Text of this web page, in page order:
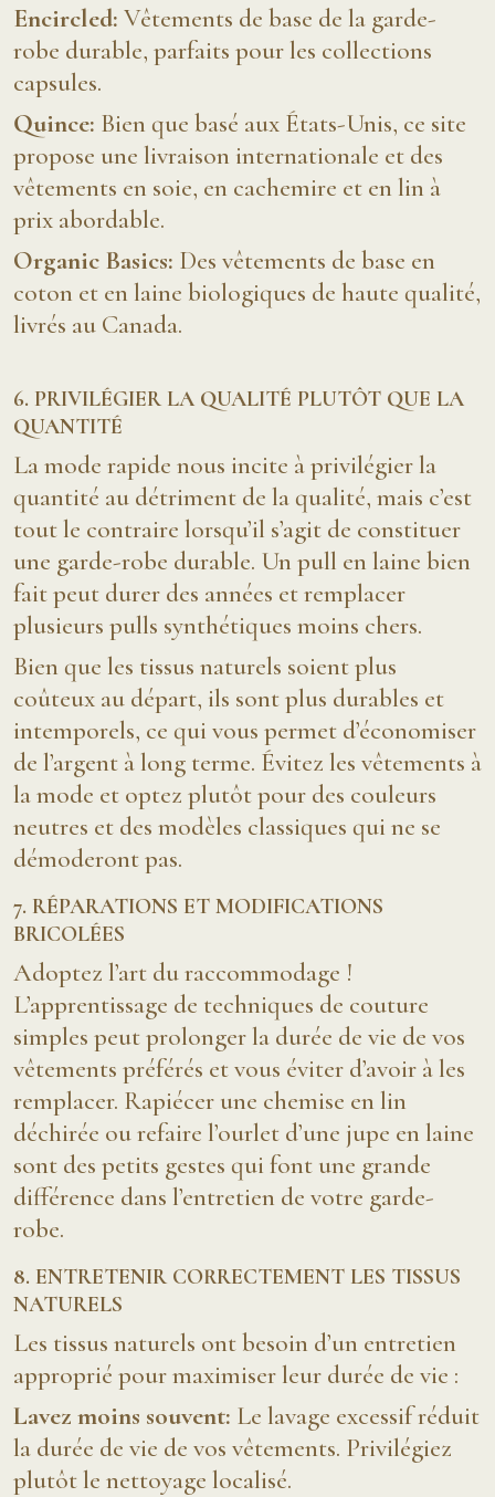
Encircled: Vêtements de base de la garde-
robe durable, parfaits pour les collections
capsules.
Quince: Bien que basé aux États-Unis, ce site
propose une livraison internationale et des
vêtements en soie, en cachemire et en lin à
prix abordable.
Organic Basics: Des vêtements de base en
coton et en laine biologiques de haute qualité,
livrés au Canada.
6. PRIVILÉGIER LA QUALITÉ PLUTÔT QUE LA
QUANTITÉ
La mode rapide nous incite à privilégier la
quantité au détriment de la qualité, mais c’est
tout le contraire lorsqu’il s’agit de constituer
une garde-robe durable. Un pull en laine bien
fait peut durer des années et remplacer
plusieurs pulls synthétiques moins chers.
Bien que les tissus naturels soient plus
coûteux au départ, ils sont plus durables et
intemporels, ce qui vous permet d’économiser
de l’argent à long terme. Évitez les vêtements à
la mode et optez plutôt pour des couleurs
neutres et des modèles classiques qui ne se
démoderont pas.
7. RÉPARATIONS ET MODIFICATIONS
BRICOLÉES
Adoptez l’art du raccommodage !
L’apprentissage de techniques de couture
simples peut prolonger la durée de vie de vos
vêtements préférés et vous éviter d’avoir à les
remplacer. Rapiécer une chemise en lin
déchirée ou refaire l’ourlet d’une jupe en laine
sont des petits gestes qui font une grande
différence dans l’entretien de votre garde-
robe.
8. ENTRETENIR CORRECTEMENT LES TISSUS
NATURELS
Les tissus naturels ont besoin d’un entretien
approprié pour maximiser leur durée de vie :
Lavez moins souvent: Le lavage excessif réduit
la durée de vie de vos vêtements. Privilégiez
plutôt le nettoyage localisé.